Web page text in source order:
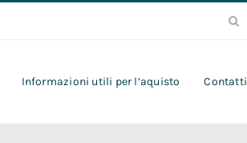
Cerca
Informazioni utili per l’aquisto Contatti